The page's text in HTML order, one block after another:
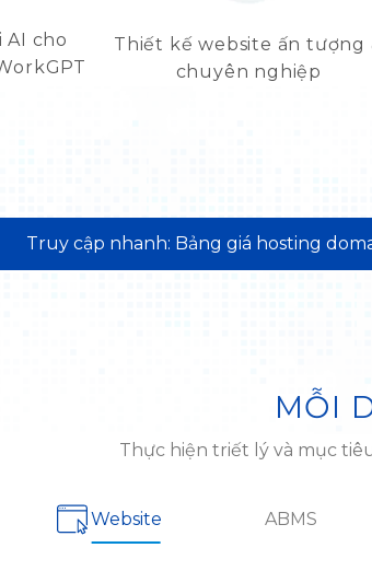
AI cho
Thiết kế website ấn tượng
chuyên nghiệp
Truy cập nhanh: Bảng giá hosting
MỖI
Thực hiện triết lý và mục
Website ABMS